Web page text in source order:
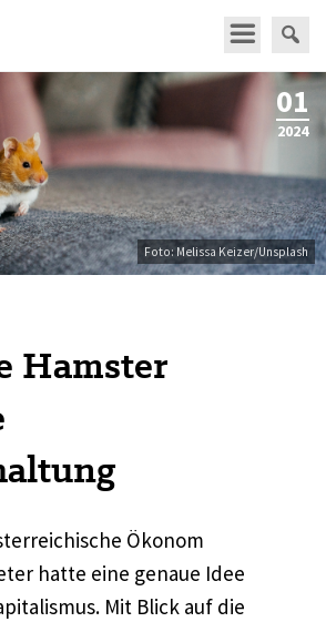
01
2024
Foto: Melissa Keizer/Unsplash
Hamster
Ökonom
hatte eine genaue Idee
Mit Blick auf die